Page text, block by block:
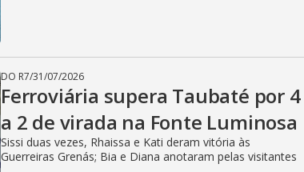
DO R7/31/07/2026
Ferroviária supera Taubaté por 4
a 2 de virada na Fonte Luminosa
Sissi duas vezes, Rhaissa e Kati deram vitória às
Guerreiras Grenás; Bia e Diana anotaram pelas visitantes